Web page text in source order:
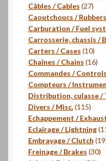
Câbles / Cables 2727
Caoutchoucs / Rubbers
Carburation / Fuel
Carrosserie, chassis /
Carters / Cases 1010
Chaînes / Chains 1616
Commandes / Controls
Compteurs /
Distribution, culasse /
Divers / Misc. 115115
Echappement /
Eclairage / Lightning
Embrayage / Clutch 19
Freinage / Brakes 3030